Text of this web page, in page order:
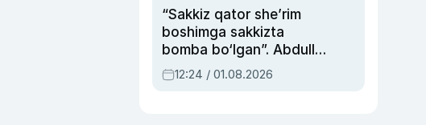
“Sakkiz qator she’rim
boshimga sakkizta
bomba bo‘lgan”. Abdulla
Oripovni siyosiy
ayblovlardan asrab
12:24 / 01.08.2026